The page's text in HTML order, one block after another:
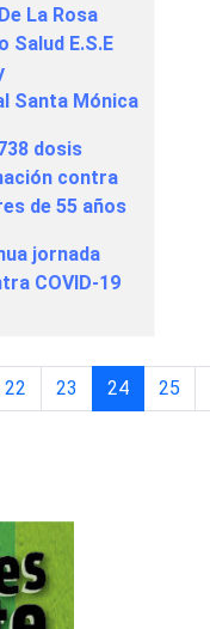
La Rosa
E.S.E
Santa Mónica
dosis
contra
de 55 años
jornada
COVID-19
Página 24 de 65
22 23 24 25